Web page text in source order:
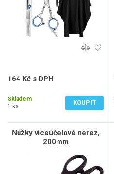
164 Kč s DPH
Skladem
1 ks
KOUPIT
Nůžky víceúčelové nerez,
200mm